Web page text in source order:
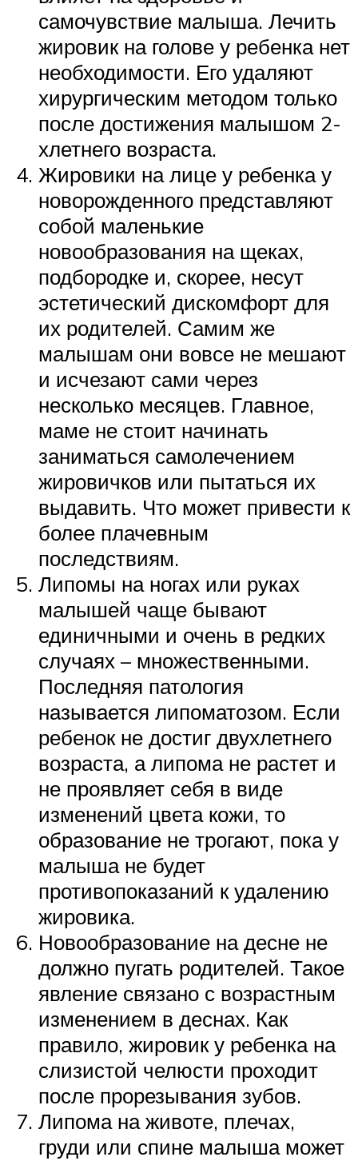
самочувствие малыша. Лечить
жировик на голове у ребенка нет
необходимости. Его удаляют
хирургическим методом только
после достижения малышом 2-
хлетнего возраста.
Жировики на лице у ребенка у
новорожденного представляют
собой маленькие
новообразования на щеках,
подбородке и, скорее, несут
эстетический дискомфорт для
их родителей. Самим же
малышам они вовсе не мешают
и исчезают сами через
несколько месяцев. Главное,
маме не стоит начинать
заниматься самолечением
жировичков или пытаться их
выдавить. Что может привести к
более плачевным
последствиям.
Липомы на ногах или руках
малышей чаще бывают
единичными и очень в редких
случаях – множественными.
Последняя патология
называется липоматозом. Если
ребенок не достиг двухлетнего
возраста, а липома не растет и
не проявляет себя в виде
изменений цвета кожи, то
образование не трогают, пока у
малыша не будет
противопоказаний к удалению
жировика.
Новообразование на десне не
должно пугать родителей. Такое
явление связано с возрастным
изменением в деснах. Как
правило, жировик у ребенка на
слизистой челюсти проходит
после прорезывания зубов.
Липома на животе, плечах,
груди или спине малыша может